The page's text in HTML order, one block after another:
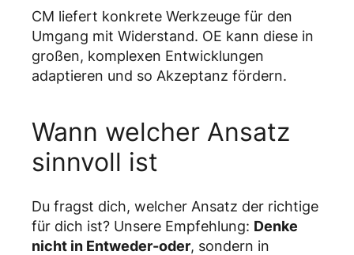
CM liefert konkrete Werkzeuge für den
Umgang mit Widerstand. OE kann diese in
großen, komplexen Entwicklungen
adaptieren und so Akzeptanz fördern.
Wann welcher Ansatz
sinnvoll ist
Du fragst dich, welcher Ansatz der richtige
für dich ist? Unsere Empfehlung: Denke
nicht in Entweder-oder, sondern in